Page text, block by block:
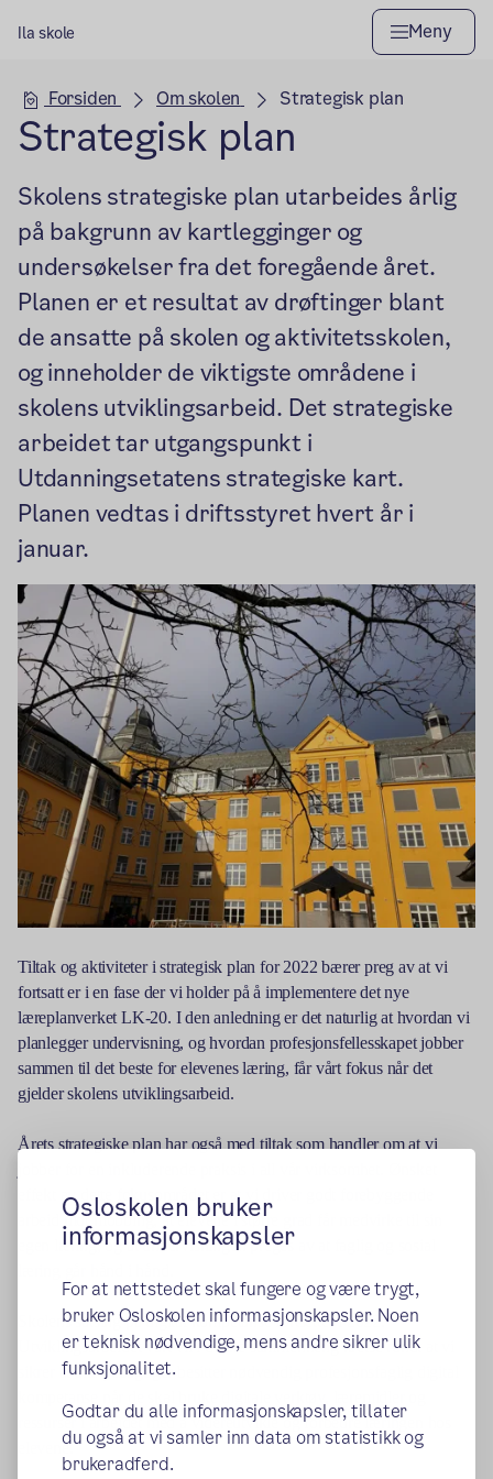
Osloskolen bruker
informasjonskapsler
For at nettstedet skal fungere og være trygt,
bruker Osloskolen informasjonskapsler. Noen
er teknisk nødvendige, mens andre sikrer ulik
funksjonalitet.
Godtar du alle informasjonskapsler, tillater
du også at vi samler inn data om statistikk og
brukeradferd.
Ila skole Meny
Hovedseksjon
Forsiden Om skolen Strategisk plan
Strategisk plan
Skolens strategiske plan utarbeides årlig
på bakgrunn av kartlegginger og
undersøkelser fra det foregående året.
Planen er et resultat av drøftinger blant
de ansatte på skolen og aktivitetsskolen,
og inneholder de viktigste områdene i
skolens utviklingsarbeid. Det strategiske
arbeidet tar utgangspunkt i
Utdanningsetatens strategiske kart.
Planen vedtas i driftsstyret hvert år i
januar.
Tiltak og aktiviteter i strategisk plan for 2022 bærer preg av at vi
fortsatt er i en fase der vi holder på å implementere det nye
læreplanverket LK-20. I den anledning er det naturlig at hvordan vi
planlegger undervisning, og hvordan profesjonsfellesskapet jobber
sammen til det beste for elevenes læring, får vårt fokus når det
gjelder skolens utviklingsarbeid.
Årets strategiske plan har også med tiltak som handler om at vi
effekt av dette fokusområdet er at vi driver godt forebyggende
arbeid mot mobbing, at elevene i større grad får medvirke til sin
egen læring, og at undervisningen preges av at faglig og sosial
Skolens satsing på digital kompetanse fortsetter i 2022.
Utviklingsarbeidet vårt vil i denne sammenheng kretse rundt at vi
sikrer at alle pedagoger besitter nødvendig profesjonsfaglig digital
ressurser i arbeidet med å videreutvikle og forbedre læringen hos
elevene.